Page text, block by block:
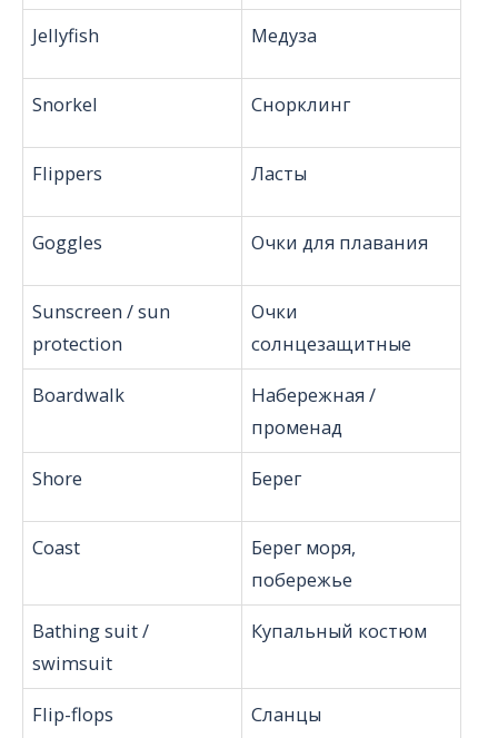
Jellyfish Медуза
Snorkel Снорклинг
Flippers Ласты
Goggles Очки для плавания
Sunscreen / sun
protection
Очки
солнцезащитные
Boardwalk
Набережная /
променад
Shore
Берег
Coast
Берег моря,
побережье
Bathing suit /
swimsuit
Купальный костюм
Flip-flops Сланцы